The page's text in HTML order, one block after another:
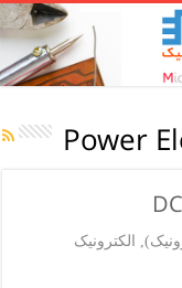
Power
الکترونیک